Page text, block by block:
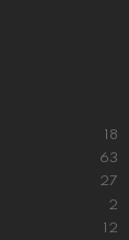
18
63
27
2
12